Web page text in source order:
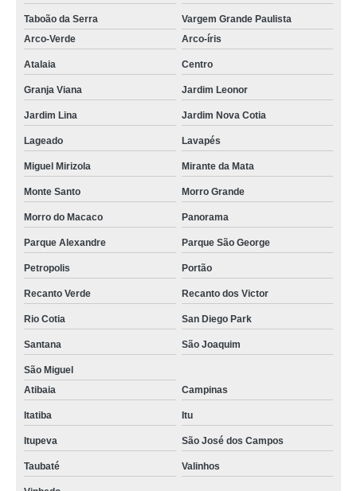
Taboão da Serra
Vargem Grande Paulista
Arco-Verde
Arco-íris
Atalaia Centro
Granja Viana Jardim Leonor
Jardim Lina Jardim Nova Cotia
Lageado Lavapés
Miguel Mirizola Mirante da Mata
Monte Santo Morro Grande
Morro do Macaco Panorama
Parque Alexandre Parque São George
Petropolis Portão
Recanto Verde Recanto dos Victor
Rio Cotia San Diego Park
Santana São Joaquim
São Miguel
Atibaia
Campinas
Itatiba Itu
Itupeva São José dos Campos
Taubaté Valinhos